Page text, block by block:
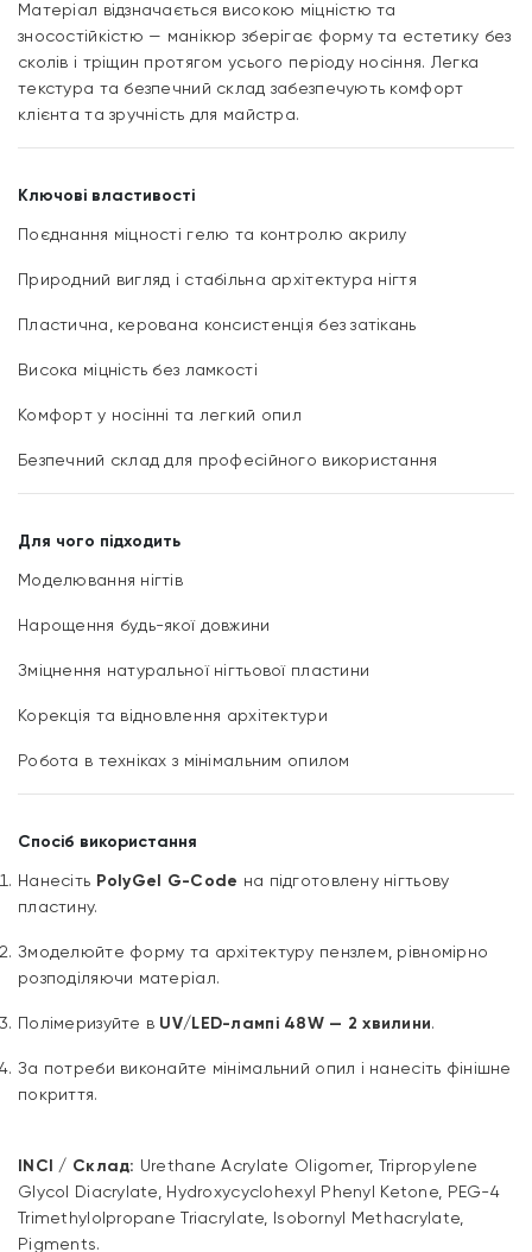
Матеріал відзначається високою міцністю та
зносостійкістю — манікюр зберігає форму та естетику без
сколів і тріщин протягом усього періоду носіння. Легка
текстура та безпечний склад забезпечують комфорт
клієнта та зручність для майстра.
Ключові властивості
Поєднання міцності гелю та контролю акрилу
Природний вигляд і стабільна архітектура нігтя
Пластична, керована консистенція без затікань
Висока міцність без ламкості
Комфорт у носінні та легкий опил
Безпечний склад для професійного використання
Для чого підходить
Моделювання нігтів
Нарощення будь-якої довжини
Зміцнення натуральної нігтьової пластини
Корекція та відновлення архітектури
Робота в техніках з мінімальним опилом
Спосіб використання
Нанесіть PolyGel G-Code на підготовлену нігтьову
пластину.
Змоделюйте форму та архітектуру пензлем, рівномірно
розподіляючи матеріал.
Полімеризуйте в UV/LED-лампі 48W — 2 хвилини.
За потреби виконайте мінімальний опил і нанесіть фінішне
покриття.
INCI / Склад: Urethane Acrylate Oligomer, Tripropylene
Glycol Diacrylate, Hydroxycyclohexyl Phenyl Ketone, PEG-4
Trimethylolpropane Triacrylate, Isobornyl Methacrylate,
Pigments.